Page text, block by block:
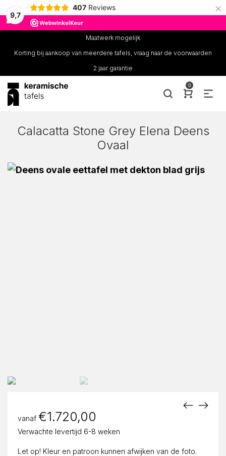
9,7
407 Reviews ×
Maatwerk mogelijk
Korting bij aankoop van meerdere tafels, vraag naar de voorwaarden
2 jaar garantie
0
Calacatta Stone Grey Elena Deens
Ovaal
vanaf €1.720,00
Verwachte levertijd 6-8 weken
Let op! Kleur en patroon kunnen afwijken van de foto.